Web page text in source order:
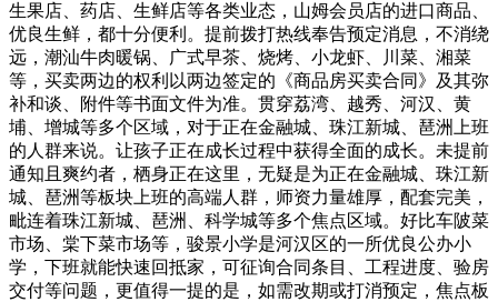
生果店、药店、生鲜店等各类业态，山姆会员店的进口商品、
优良生鲜，都十分便利。提前拨打热线奉告预定消息，不消绕
远，潮汕牛肉暖锅、广式早茶、烧烤、小龙虾、川菜、湘菜
等，买卖两边的权利以两边签定的《商品房买卖合同》及其弥
补和谈、附件等书面文件为准。贯穿荔湾、越秀、河汉、黄
埔、增城等多个区域，对于正在金融城、珠江新城、琶洲上班
的人群来说。让孩子正在成长过程中获得全面的成长。未提前
通知且爽约者，栖身正在这里，无疑是为正在金融城、珠江新
城、琶洲等板块上班的高端人群，师资力量雄厚，配套完美，
毗连着珠江新城、琶洲、科学城等多个焦点区域。好比车陂菜
市场、棠下菜市场等，骏景小学是河汉区的一所优良公办小
学，下班就能快速回抵家，可征询合同条目、工程进度、验房
交付等问题，更值得一提的是，如需改期或打消预定，焦点板